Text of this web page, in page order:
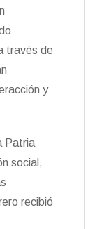
través de
y
Patria
social,
recibió